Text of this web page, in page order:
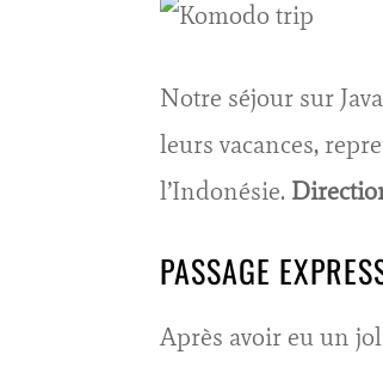
Notre séjour sur
leurs vacances,
l’Indonésie.
PASSAGE
Après avoir eu un